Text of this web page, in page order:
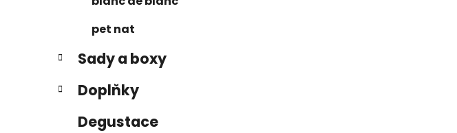
pet nat
Sady a boxy
Doplňky
Degustace